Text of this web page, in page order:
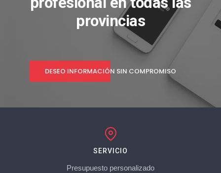
provincias
DESEO INFORMACIÓN SIN COMPROMISO
SERVICIO
Presupuesto personalizado